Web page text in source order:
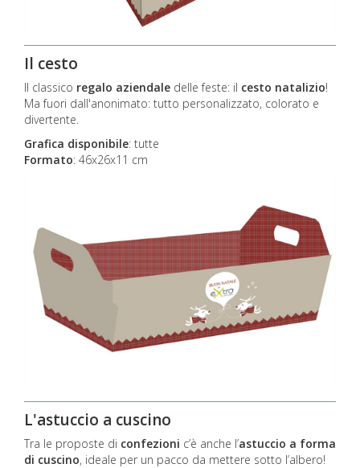
Il cesto
Il classico regalo aziendale delle feste: il cesto natalizio!
Ma fuori dall'anonimato: tutto personalizzato, colorato e
divertente.
Grafica disponibile: tutte
Formato: 46x26x11 cm
L'astuccio a cuscino
Tra le proposte di confezioni c’è anche l’astuccio a forma
di cuscino, ideale per un pacco da mettere sotto l’albero!